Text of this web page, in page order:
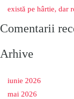
există pe hârtie, dar
Comentarii
Arhive
iunie 2026
mai 2026